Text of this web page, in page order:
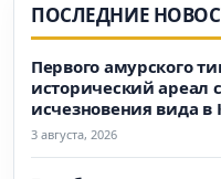
ПОСЛЕДНИЕ
Первого амурского
исторический ареал
исчезновения вида в
3 августа, 2026